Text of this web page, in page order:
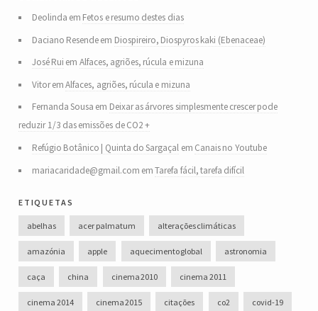
Deolinda em Fetos e resumo destes dias
Daciano Resendeem Diospireiro, Diospyros kaki (Ebenaceae)
José Rui em Alfaces, agriões, rúcula e mizuna
VitoremAlfaces, agriões, rúcula e mizuna
Fernanda Sousa em Deixar as árvores simplesmente crescer pode
reduzir 1/3 das emissões de CO2 +
Refúgio Botânico | Quinta do Sargaçal em Canais no Youtube
mariacaridade@gmail.com emTarefa fácil, tarefa difícil
etiquetas
abelhas acer palmatum alterações climáticas
amazónia apple aquecimento global astronomia
caça china cinema 2010 cinema 2011
cinema 2014 cinema 2015 citações co2 covid-19